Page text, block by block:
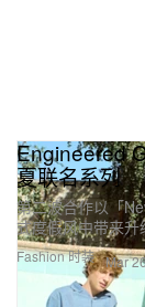
Fashion 时装
Engineered
夏联名系列
第二波合作以「
式度假风中带来升
Mar